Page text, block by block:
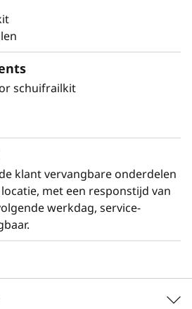
onbedoelde toegang tot
uit-knop te voorkomen.
voor de
verschillende manieren
in de Lenovo Press-
met korte diepte)
schuifrailkit
klant vervangbare onderdelen
met een responstijd van
werkdag, service-